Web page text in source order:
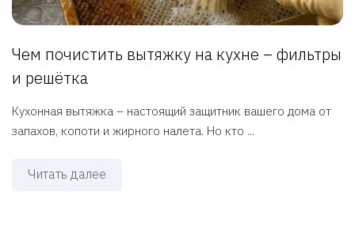
Чем почистить вытяжку на кухне – фильтры
и решётка
Кухонная вытяжка – настоящий защитник вашего дома от
запахов, копоти и жирного налета. Но кто ...
Читать далее